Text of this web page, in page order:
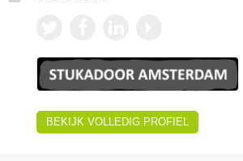
BEKIJK VOLLEDIG PROFIEL